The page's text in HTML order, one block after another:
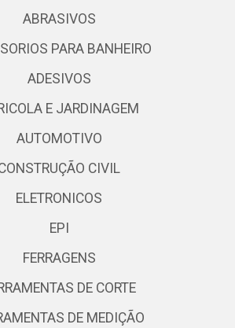
ABRASIVOS
PARA BANHEIRO
ADESIVOS
E JARDINAGEM
AUTOMOTIVO
CIVIL
ELETRONICOS
EPI
FERRAGENS
DE CORTE
DE MEDIÇÃO